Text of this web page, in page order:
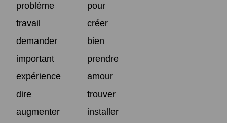
problème
pour
travail
créer
demander
bien
important
prendre
expérience
amour
dire
trouver
augmenter
installer